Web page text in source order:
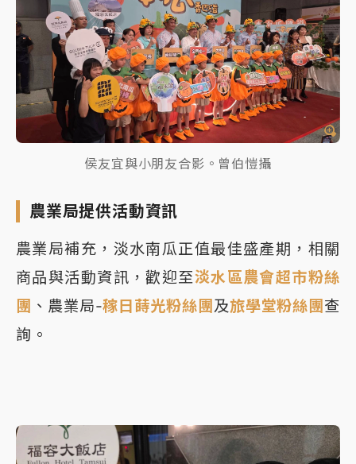
侯友宜與小朋友合影。曾伯愷攝
農業局提供活動資訊
農業局補充，淡水南瓜正值最佳盛產期，相關
商品與活動資訊，歡迎至淡水區農會超市粉絲
團 、農業局-稼日蒔光粉絲團 及旅學堂粉絲團 查
詢。